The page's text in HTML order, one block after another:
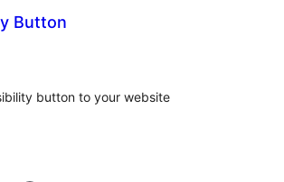
Button
button to your website